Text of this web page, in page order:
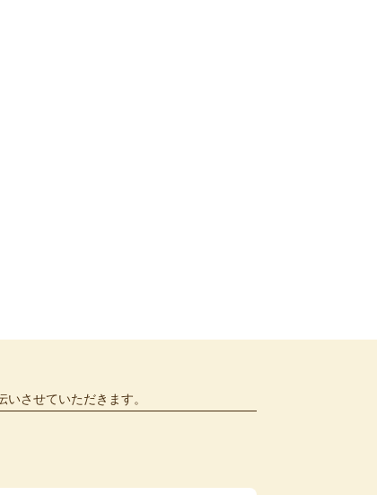
させていただきます。